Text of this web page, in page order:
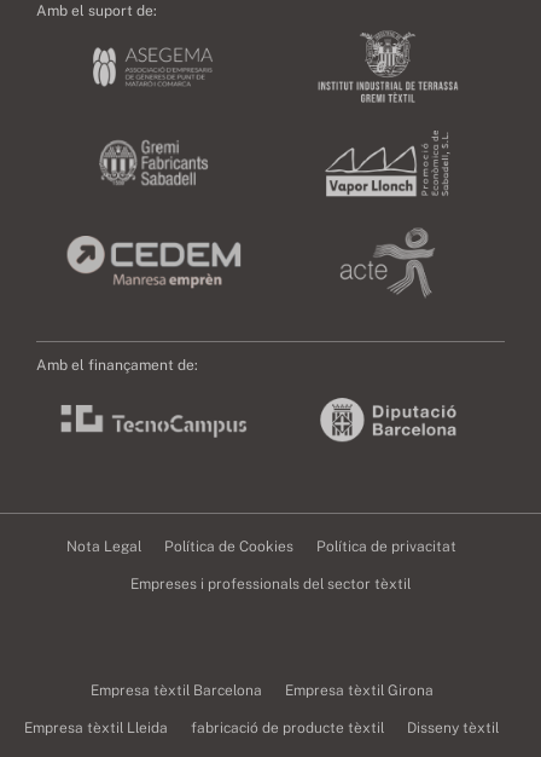
Amb el suport de:
Amb el finançament de:
Nota Legal Política de Cookies Política de privacitat
Empreses i professionals del sector tèxtil
Empresa tèxtil Barcelona Empresa tèxtil Girona
Empresa tèxtil Lleida fabricació de producte tèxtil Disseny tèxtil